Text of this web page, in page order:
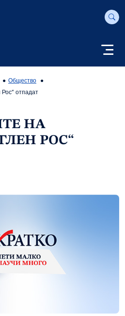
Общество
отпадат
НА
РОС“